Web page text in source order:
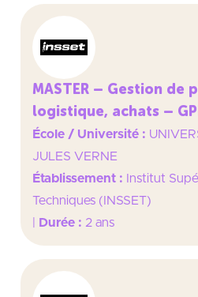
MASTER – Gestion de
logistique, achats –
École / Université :
JULES VERNE
Établissement :
Institut
Techniques (INSSET)
Durée : 2 ans